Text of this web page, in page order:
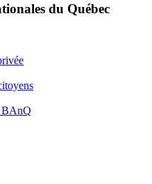
du Québec
BAnQ